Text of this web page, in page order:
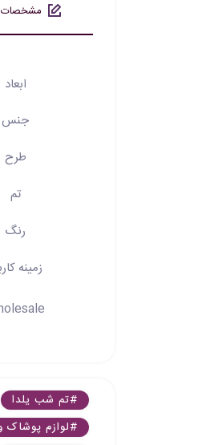
مشخصات
ابعاد
جنس
طرح
تم
رنگ
زمینه
#تم شب یلدا
#لوازم پوشاک